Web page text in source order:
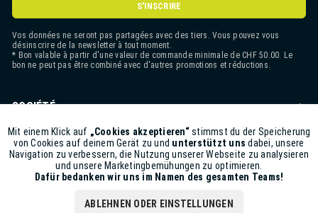
S'INSCRIRE
Vos données ne seront pas partagées avec des tiers. Vous pouvez vous
désinscrire de la newsletter à tout moment.
* Bon valable à partir d'une valeur de commande minimale de CHF 50.00. Le
bon ne peut pas être combiné avec d'autres promotions et réductions.
SOCIÉTÉ
CONTACT
ASSISTANCE BOUTIQUE
INFORMATIONS
Funktionale Aktiv
Marketing Inaktiv
Mit einem Klick auf „Cookies akzeptieren“stimmst du der Speicherung
von Cookies auf deinem Gerät zu und unterstützt uns dabei, unsere
Navigation zu verbessern, die Nutzung unserer Webseite zu analysieren
und unsere Marketingbemühungen zu optimieren.
Dafür bedanken wir uns im Namen des gesamten Teams!
ABLEHNEN ODER EINSTELLUNGEN